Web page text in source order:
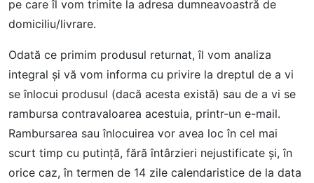
pe care îl vom trimite la adresa dumneavoastră de
domiciliu/livrare.
Odată ce primim produsul returnat, îl vom analiza
integral şi vă vom informa cu privire la dreptul de a vi
se înlocui produsul (dacă acesta există) sau de a vi se
rambursa contravaloarea acestuia, printr-un e-mail.
Rambursarea sau înlocuirea vor avea loc în cel mai
scurt timp cu putinţă, fără întârzieri nejustificate şi, în
orice caz, în termen de 14 zile calendaristice de la data